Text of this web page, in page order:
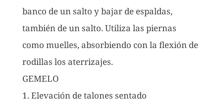
banco de un salto y bajar de espaldas,
también de un salto. Utiliza las piernas
como muelles, absorbiendo con la flexión de
rodillas los aterrizajes.
GEMELO
1. Elevación de talones sentado